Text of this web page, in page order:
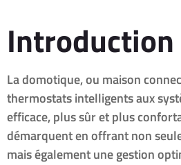
Introduction
La domotique, ou maison
thermostats intelligents aux
efficace, plus sûr et plus
démarquent en offrant non
mais également une gestion